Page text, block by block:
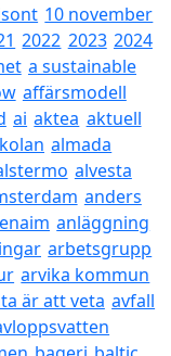
10 november
2022 2023 2024
a sustainable
affärsmodell
ai aktea aktuell
almada
alvesta
anders
anläggning
arbetsgrupp
arvika kommun
är att veta avfall